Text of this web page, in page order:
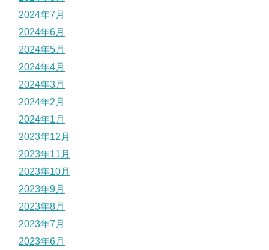
2024年7月
2024年6月
2024年5月
2024年4月
2024年3月
2024年2月
2024年1月
2023年12月
2023年11月
2023年10月
2023年9月
2023年8月
2023年7月
2023年6月